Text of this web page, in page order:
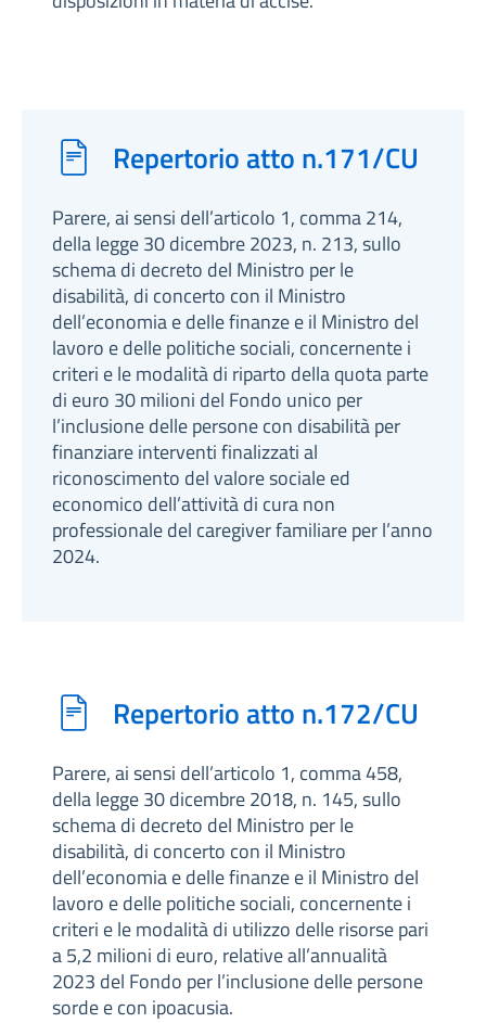
Repertorio atto n.171/CU
Parere, ai sensi dell’articolo 1, comma 214,
della legge 30 dicembre 2023, n. 213, sullo
schema di decreto del Ministro per le
disabilità, di concerto con il Ministro
dell’economia e delle finanze e il Ministro del
lavoro e delle politiche sociali, concernente i
criteri e le modalità di riparto della quota parte
di euro 30 milioni del Fondo unico per
l’inclusione delle persone con disabilità per
finanziare interventi finalizzati al
riconoscimento del valore sociale ed
economico dell’attività di cura non
professionale del caregiver familiare per l’anno
2024.
Repertorio atto n.172/CU
Parere, ai sensi dell’articolo 1, comma 458,
della legge 30 dicembre 2018, n. 145, sullo
schema di decreto del Ministro per le
disabilità, di concerto con il Ministro
dell’economia e delle finanze e il Ministro del
lavoro e delle politiche sociali, concernente i
criteri e le modalità di utilizzo delle risorse pari
a 5,2 milioni di euro, relative all’annualità
2023 del Fondo per l’inclusione delle persone
sorde e con ipoacusia.